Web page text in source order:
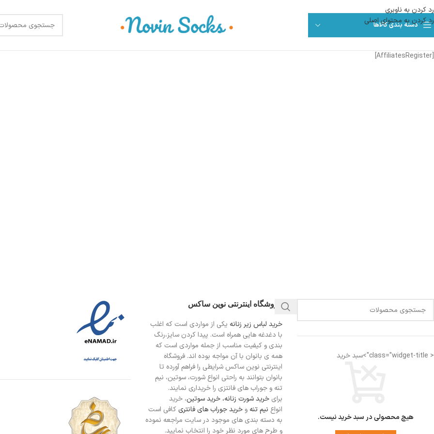
رد کردن به ناوبری
رد کردن به محتوای اصلی
دسته بندی کالاها
[AffiliatesRegister]
< class="widget-title">سبد خرید
هیچ محصولی در سبد خرید نیست.
فروشگاه اینترنتی نوین ساکس
خرید لباس زیر زنانه یکی از مواردی است که اغلب
با دغدغه هایی همراه است. پیدا کردن سایز،رنگ
بندی و کیفیت مناسب از جمله مواردی است که
همه ی بانوان با آن مواجه بوده اند. فروشگاه
اینترنتی نوین ساکس شرایطی را فراهم آورده تا
بانوان بتوانند به راحتی انواع شورت، سوتین، نیم
تنه و جوراب های فانتزی را خریداری نمایند.
برای خرید شورت زنانه، خرید سوتین، خرید
انواع نیم تنه و خرید جوراب های فانتری کافی است
به دسته بندی های موجود در سایت مراجعه نموده
و طرح های مورد نظر خود را انتخاب نمایید.